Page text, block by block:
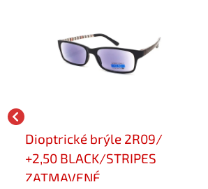
Dioptrické brýle 2R09/
+2,50 BLACK/STRIPES
ZATMAVENÉ